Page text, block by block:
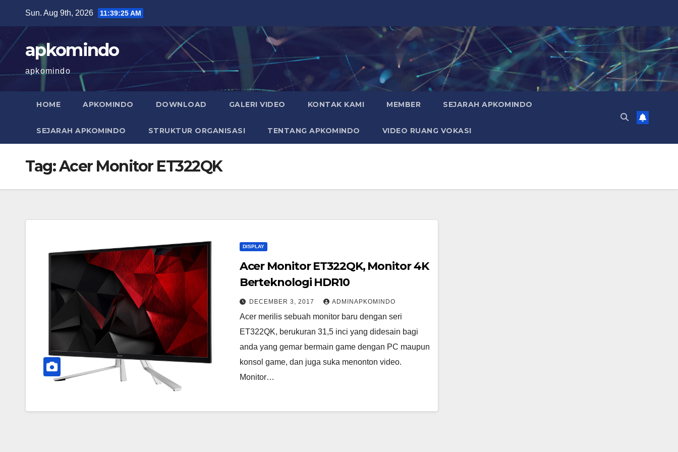
content
Sun. Aug 9th, 2026 11:39:26 AM
apkomindo
apkomindo
HOME APKOMINDO DOWNLOAD GALERI VIDEO KONTAK KAMI MEMBER SEJARAH APKOMINDO
SEJARAH APKOMINDO STRUKTUR ORGANISASI TENTANG APKOMINDO VIDEO RUANG VOKASI
Tag:Acer Monitor ET322QK
DISPLAY
Acer Monitor ET322QK, Monitor 4K
Berteknologi HDR10
DECEMBER 3, 2017 ADMINAPKOMINDO
Acer merilis sebuah monitor baru dengan seri
ET322QK, berukuran 31,5 inci yang didesain bagi
anda yang gemar bermain game dengan PC maupun
konsol game, dan juga suka menonton video.
Monitor…